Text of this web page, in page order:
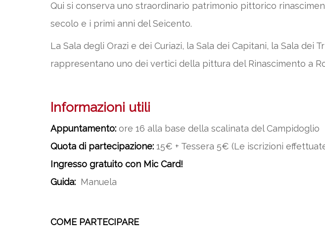
Qui si conserva uno straordinario patrimonio pittorico
secolo e i primi anni del Seicento.
La Sala degli Orazi e dei Curiazi, la Sala dei Capitani, la Sala dei
rappresentano uno dei vertici della pittura del Rinascimento a
Informazioni utili
Appuntamento: ore 16 alla base della scalinata del Campidoglio
Quota di partecipazione: 15€ + Tessera 5€ (Le iscrizioni
Ingresso gratuito con Mic Card!
Guida: Manuela
COME PARTECIPARE